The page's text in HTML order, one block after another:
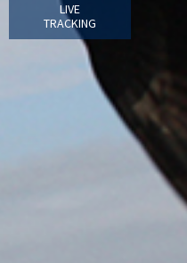
LIVE
TRACKING